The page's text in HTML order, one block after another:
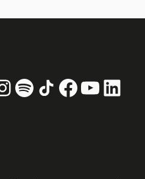
# TikTokFacebook
YouTube